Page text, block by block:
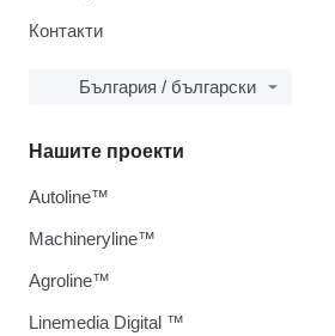
Контакти
България / български
Нашите проекти
Autoline™
Machineryline™
Agroline™
Linemedia Digital ™